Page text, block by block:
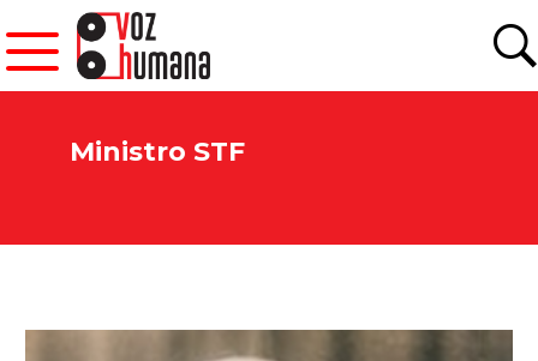
Ministro STF